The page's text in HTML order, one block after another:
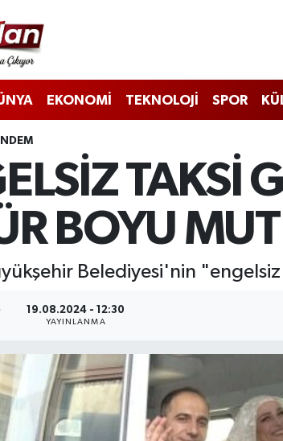
EKONOMİ TEKNOLOJİ SPOR
TAKSİ
BOYU
Belediyesi'nin
19.08.2024 - 12:30
YAYINLANMA
ve Fikstür